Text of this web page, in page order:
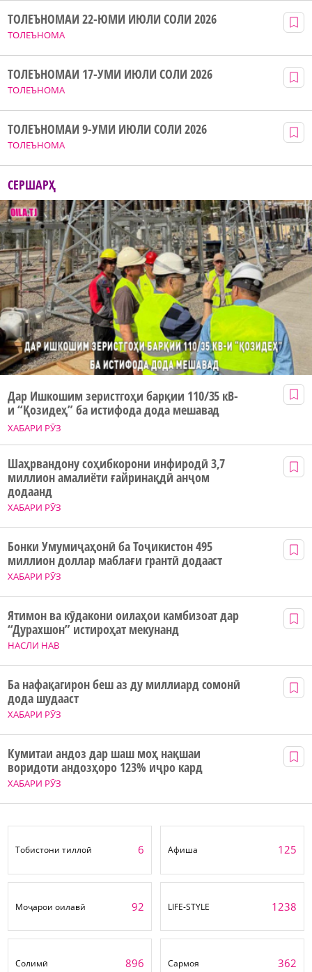
ТОЛЕЪНОМА
ТОЛЕЪНОМАИ 22-ЮМИ ИЮЛИ СОЛИ 2026
ТОЛЕЪНОМА
ТОЛЕЪНОМАИ 17-УМИ ИЮЛИ СОЛИ 2026
ТОЛЕЪНОМА
ТОЛЕЪНОМАИ 9-УМИ ИЮЛИ СОЛИ 2026
СЕРШАРҲ
ХАБАРИ РӮЗ
Дар Ишкошим зеристгоҳи барқии 110/35 кВ-
и “Қозидеҳ” ба истифода дода мешавад
ХАБАРИ РӮЗ
Шаҳрвандону соҳибкорони инфиродӣ 3,7
миллион амалиёти ғайринақдӣ анҷом
додаанд
ХАБАРИ РӮЗ
Бонки Умумиҷаҳонӣ ба Тоҷикистон 495
миллион доллар маблағи грантӣ додааст
НАСЛИ НАВ
Ятимон ва кӯдакони оилаҳои камбизоат дар
“Дурахшон” истироҳат мекунанд
ХАБАРИ РӮЗ
Ба нафақагирон беш аз ду миллиард сомонӣ
дода шудааст
ХАБАРИ РӮЗ
Кумитаи андоз дар шаш моҳ нақшаи
воридоти андозҳоро 123% иҷро кард
Тобистони тиллоӣ 6 Афиша 125
Моҷарои оилавӣ 92 LIFE-STYLE 1238
Солимӣ 896 Сармоя 362